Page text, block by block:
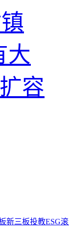
新三板投教ESG